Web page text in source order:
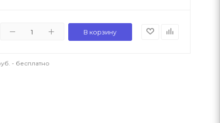
В корзину
- бесплатно